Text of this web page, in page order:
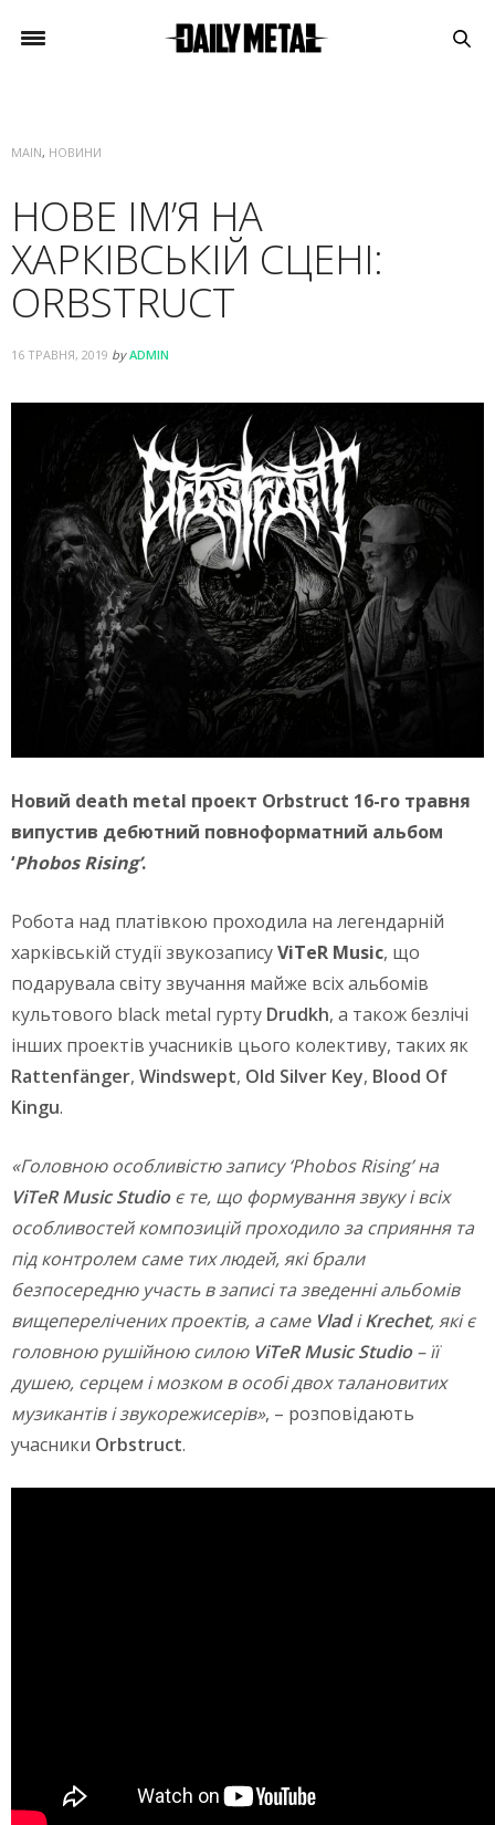
MAIN, НОВИНИ
НОВЕ ІМ’Я НА
ХАРКІВСЬКІЙ СЦЕНІ:
ORBSTRUCT
16 ТРАВНЯ, 2019 by ADMIN
Новий death metal проект Orbstruct 16-го травня
випустив дебютний повноформатний альбом
‘Phobos Rising’.
Робота над платівкою проходила на легендарній
харківській студії звукозаписуViTeR Music, що
подарувала світу звучання майже всіх альбомів
культового black metal гурту Drudkh, а також безлічі
інших проектів учасників цього колективу, таких як
Rattenfänger, Windswept, Old Silver Key, Blood Of
Kingu.
«Головною особливістю запису ‘Phobos Rising’ на
ViTeR Music Studioє те, що формування звуку і всіх
особливостей композицій проходило за сприяння та
під контролем саме тих людей, які брали
безпосередню участь в записі та зведенні альбомів
вищеперелічених проектів, а саме VladіKrechet, які є
головною рушійною силою ViTeR Music Studio– її
душею, серцем і мозком в особі двох талановитих
музикантів і звукорежисерів», – розповідають
учасники Orbstruct.